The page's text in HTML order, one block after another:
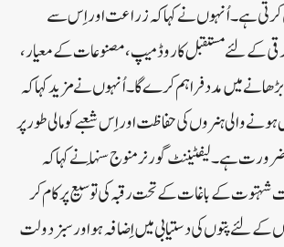
ہے۔اُنہوں نے کہا کہ زراعت اور اِس سے
کے لئے مستقبل کا روڈ میپ ، مصنوعات کے معیار ،
بڑھانے میں مدد فراہم کرے گا۔اُنہوں نے مزید کہا کہ
والی ہنروں کی حفاظت او راِس شعبے کو مالی طو رپر
ہے۔لیفٹیننٹ گورنر منوج سِنہا نے کہا کہ
شہتوت کے باغات کے تحت رقبہ کی توسیع پر کام کر
کے لئے پتوں کی دستیابی میں اِضافہ ہو اور سبز دولت